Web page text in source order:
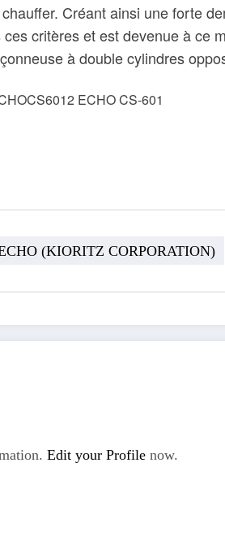
Créant ainsi une forte
critères et est devenue à ce
à double cylindres
(KIORITZ CORPORATION)
Edit your Profile now.